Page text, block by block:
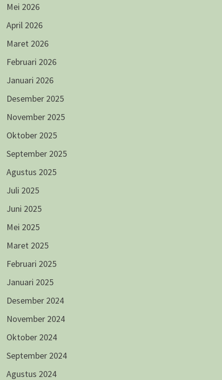
Mei 2026
April 2026
Maret 2026
Februari 2026
Januari 2026
Desember 2025
November 2025
Oktober 2025
September 2025
Agustus 2025
Juli 2025
Juni 2025
Mei 2025
Maret 2025
Februari 2025
Januari 2025
Desember 2024
November 2024
Oktober 2024
September 2024
Agustus 2024